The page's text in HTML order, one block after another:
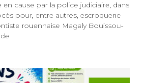
cause par la police judiciaire, dans
pour, entre autres, escroquerie
rouennaise Magaly Bouissou-